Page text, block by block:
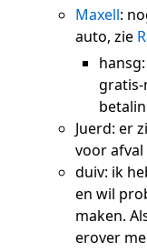
Maxell:
auto, zie
gratis-
Juerd: er
voor afval
duiv: ik
en wil
maken.
erover